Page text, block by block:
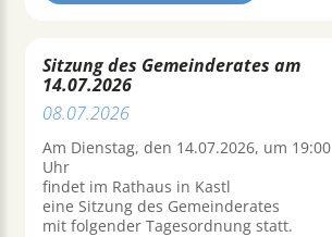
Sitzung des Gemeinderates am
14.07.2026
08.07.2026
Am Dienstag, den 14.07.2026, um 19:00
Uhr
findet im Rathaus in Kastl
eine Sitzung des Gemeinderates
mit folgender Tagesordnung statt.